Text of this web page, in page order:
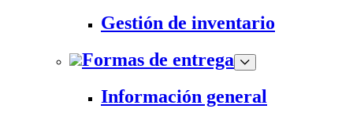
Gestión de inventario
Formas de entrega
Información general